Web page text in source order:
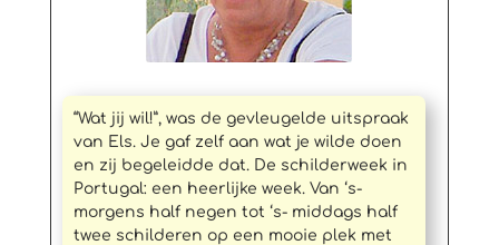
“Wat jij wil!”, was de gevleugelde uitspraak
van Els. Je gaf zelf aan wat je wilde doen
en zij begeleidde dat. De schilderweek in
Portugal: een heerlijke week. Van ‘s-
morgens half negen tot ‘s- middags half
twee schilderen op een mooie plek met